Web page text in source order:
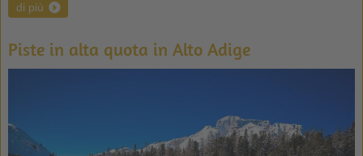
di più
Piste in alta quota in Alto Adige